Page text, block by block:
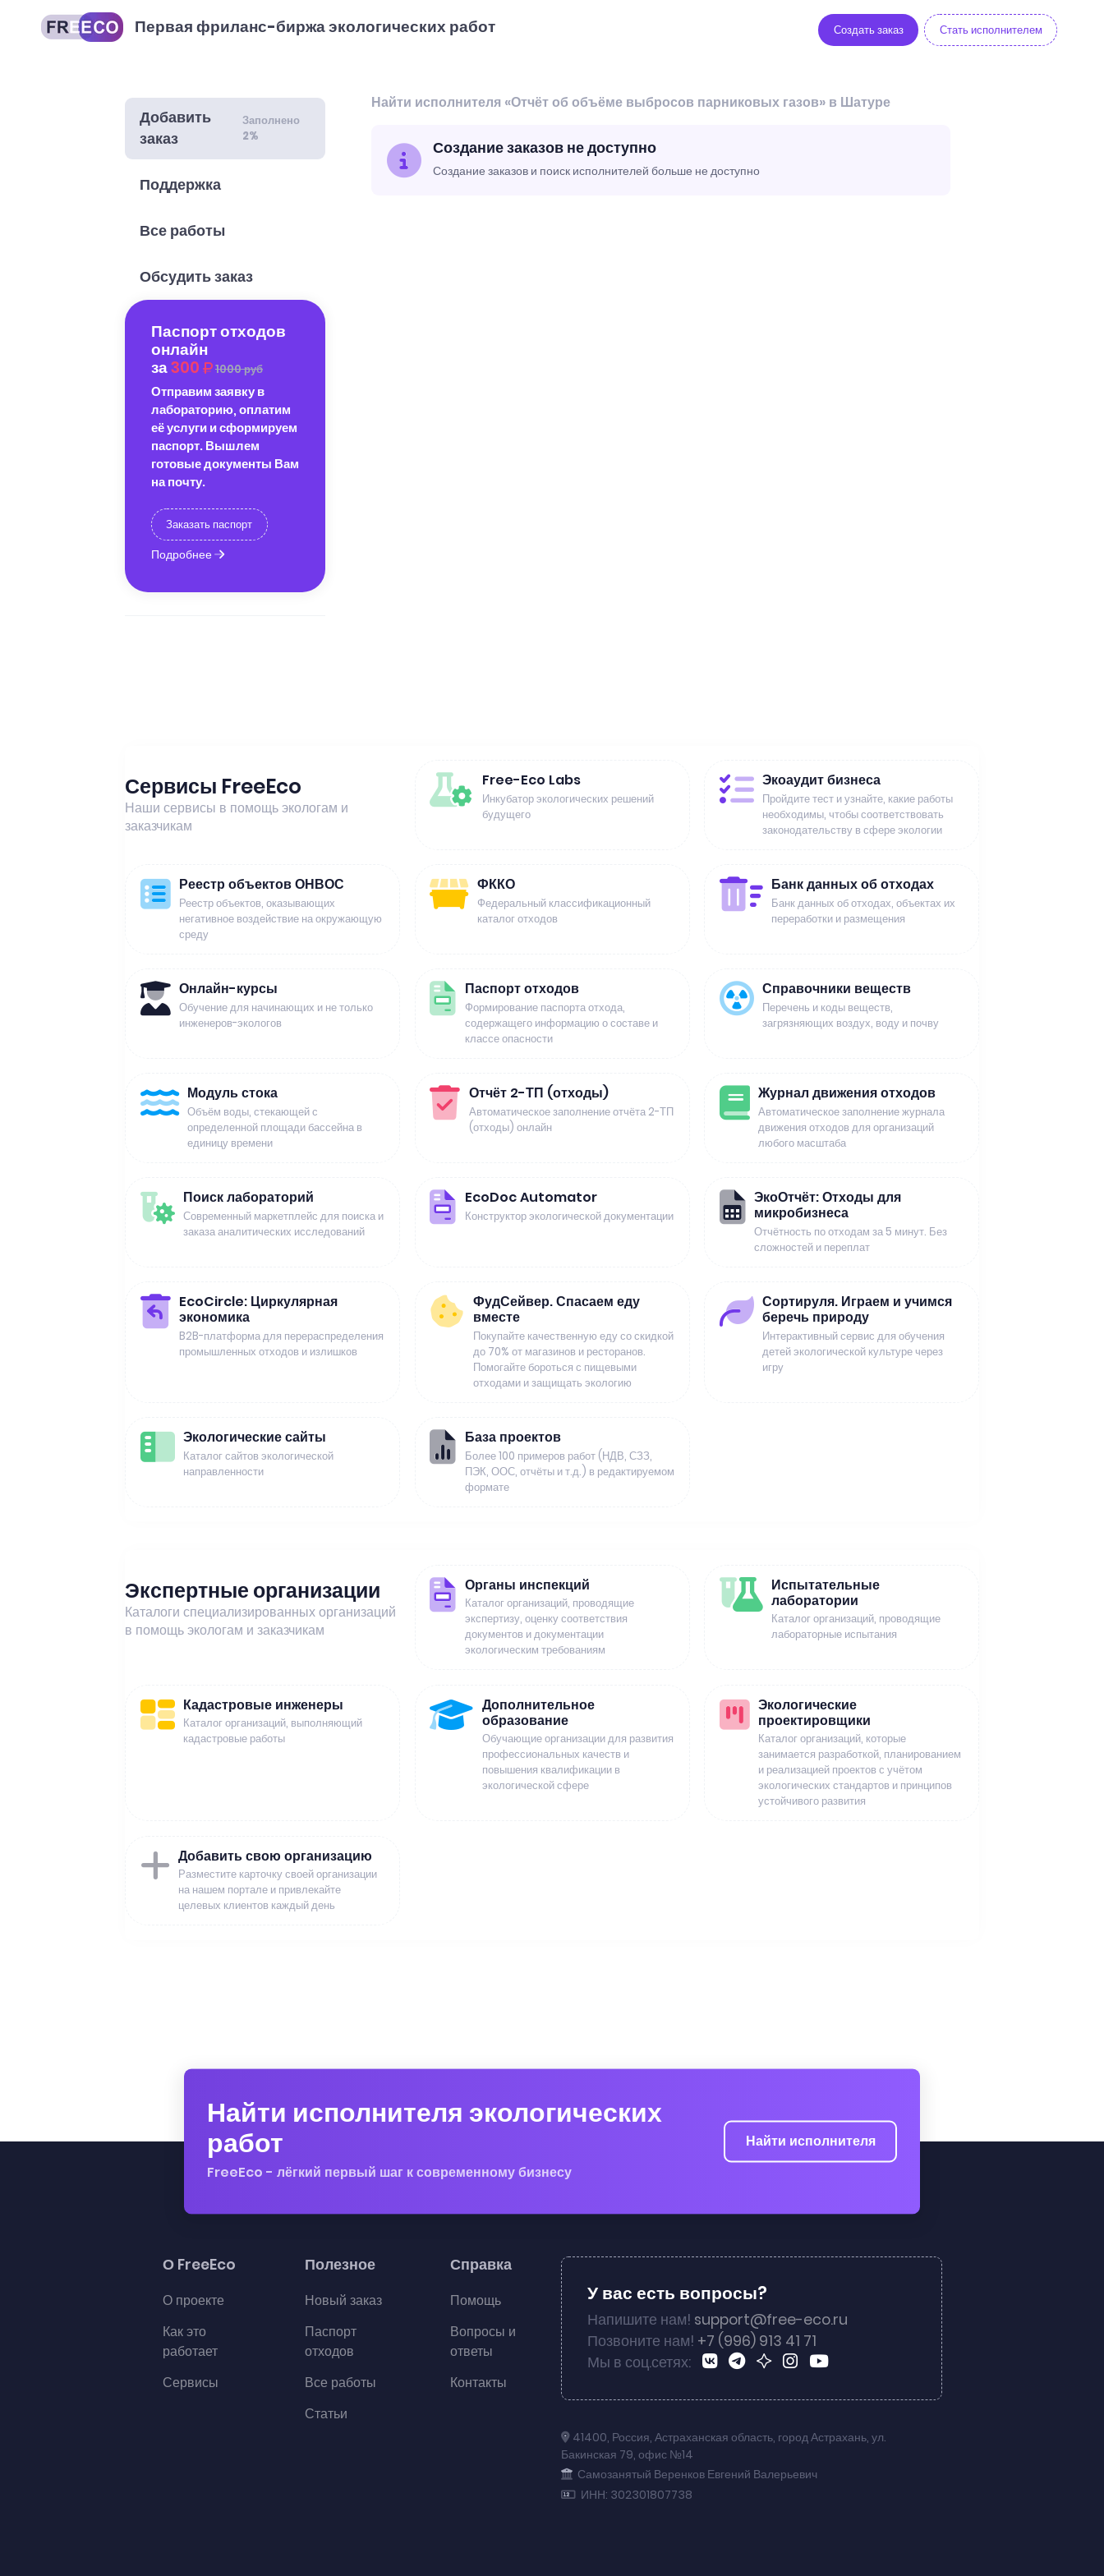
Первая фриланс-биржа экологических работ Создать заказ Стать исполнителем
Добавить
заказ
Заполнено
2%
Поддержка
Все работы
Обсудить заказ
Паспорт отходов
онлайн
за300 1000 руб
Отправим заявку в
лабораторию, оплатим
её услуги и сформируем
паспорт. Вышлем
готовые документы Вам
на почту.
Заказать паспорт
Подробнее
Найти исполнителя «Отчёт об объёме выбросов парниковых газов» в Шатуре
Создание заказов не доступно
Создание заказов и поиск исполнителей больше не доступно
Сервисы FreeEco
Наши сервисы в помощь экологам и
заказчикам
Free-Eco Labs
Инкубатор экологических решений
будущего
Экоаудит бизнеса
Пройдите тест и узнайте, какие работы
необходимы, чтобы соответствовать
законодательству в сфере экологии
Реестр объектов ОНВОС
Реестр объектов, оказывающих
негативное воздействие на окружающую
среду
ФККО
Федеральный классификационный
каталог отходов
Банк данных об отходах
Банк данных об отходах, объектах их
переработки и размещения
Онлайн-курсы
Обучение для начинающих и не только
инженеров-экологов
Паспорт отходов
Формирование паспорта отхода,
содержащего информацию о составе и
классе опасности
Справочники веществ
Перечень и коды веществ,
загрязняющих воздух, воду и почву
Модуль стока
Объём воды, стекающей с
определенной площади бассейна в
единицу времени
Отчёт 2-ТП (отходы)
Автоматическое заполнение отчёта 2-ТП
(отходы) онлайн
Журнал движения отходов
Автоматическое заполнение журнала
движения отходов для организаций
любого масштаба
Поиск лабораторий
Современный маркетплейс для поиска и
заказа аналитических исследований
EcoDoc Automator
Конструктор экологической документации
ЭкоОтчёт: Отходы для
микробизнеса
Отчётность по отходам за 5 минут. Без
сложностей и переплат
EcoCircle: Циркулярная
экономика
B2B-платформа для перераспределения
промышленных отходов и излишков
ФудСейвер. Спасаем еду
вместе
Покупайте качественную еду со скидкой
до 70% от магазинов и ресторанов.
Помогайте бороться с пищевыми
отходами и защищать экологию
Сортируля. Играем и учимся
беречь природу
Интерактивный сервис для обучения
детей экологической культуре через
игру
Экологические сайты
Каталог сайтов экологической
направленности
База проектов
Более 100 примеров работ (НДВ, СЗЗ,
ПЭК, ООС, отчёты и т.д.) в редактируемом
формате
Экспертные организации
Каталоги специализированных организаций
в помощь экологам и заказчикам
Органы инспекций
Каталог организаций, проводящие
экспертизу, оценку соответствия
документов и документации
экологическим требованиям
Испытательные
лаборатории
Каталог организаций, проводящие
лабораторные испытания
Кадастровые инженеры
Каталог организаций, выполняющий
кадастровые работы
Дополнительное
образование
Обучающие организации для развития
профессиональных качеств и
повышения квалификации в
экологической сфере
Экологические
проектировщики
Каталог организаций, которые
занимается разработкой, планированием
и реализацией проектов с учётом
экологических стандартов и принципов
устойчивого развития
Добавить свою организацию
Разместите карточку своей организации
на нашем портале и привлекайте
целевых клиентов каждый день
Найти исполнителя экологических
работ
FreeEco - лёгкий первый шаг к современному бизнесу
Найти исполнителя
О FreeEco
О проекте
Как это
работает
Сервисы
Полезное
Новый заказ
Паспорт
отходов
Все работы
Статьи
Справка
Помощь
Вопросы и
ответы
Контакты
У вас есть вопросы?
Напишите нам! support@free-eco.ru
Позвоните нам! +7 (996) 913 41 71
Мы в соц.сетях:
41400, Россия, Астраханская область, город Астрахань, ул.
Бакинская 79, офис №14
Самозанятый Веренков Евгений Валерьевич
ИНН: 302301807738